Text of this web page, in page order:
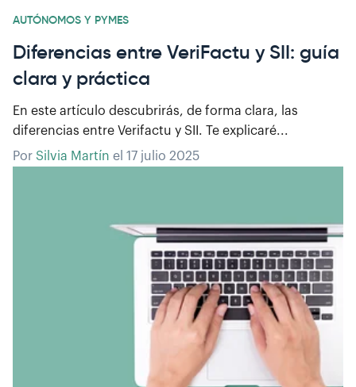
AUTÓNOMOS Y PYMES
Diferencias entre VeriFactu y SII: guía
clara y práctica
En este artículo descubrirás, de forma clara, las
diferencias entre Verifactu y SII. Te explicaré...
Por Silvia Martín el 17 julio 2025